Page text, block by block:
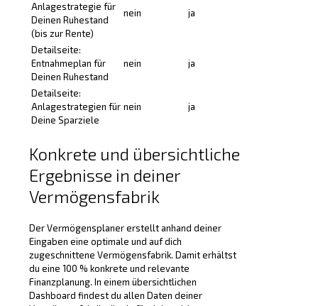
Anlagestrategie für
Deinen Ruhestand
(bis zur Rente)
nein ja
Detailseite:
Entnahmeplan für
Deinen Ruhestand
nein ja
Detailseite:
Anlagestrategien für
Deine Sparziele
nein ja
Konkrete und übersichtliche
Ergebnisse in deiner
Vermögensfabrik
Der Vermögensplaner erstellt anhand deiner
Eingaben eine optimale und auf dich
zugeschnittene Vermögensfabrik. Damit erhältst
du eine 100 % konkrete und relevante
Finanzplanung. In einem übersichtlichen
Dashboard findest du allen Daten deiner